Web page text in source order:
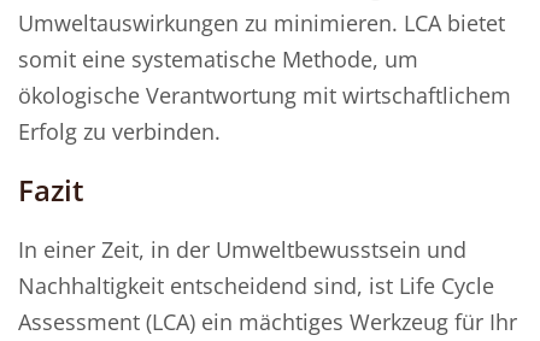
Umweltauswirkungen zu minimieren. LCA bietet
somit eine systematische Methode, um
ökologische Verantwortung mit wirtschaftlichem
Erfolg zu verbinden.
Fazit
In einer Zeit, in der Umweltbewusstsein und
Nachhaltigkeit entscheidend sind, ist Life Cycle
Assessment (LCA) ein mächtiges Werkzeug für Ihr